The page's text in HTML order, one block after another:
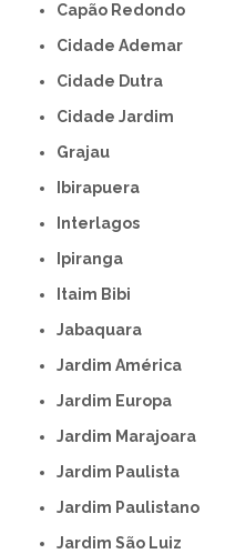
Capão Redondo
Cidade Ademar
Cidade Dutra
Cidade Jardim
Grajau
Ibirapuera
Interlagos
Ipiranga
Itaim Bibi
Jabaquara
Jardim América
Jardim Europa
Jardim Marajoara
Jardim Paulista
Jardim Paulistano
Jardim São Luiz